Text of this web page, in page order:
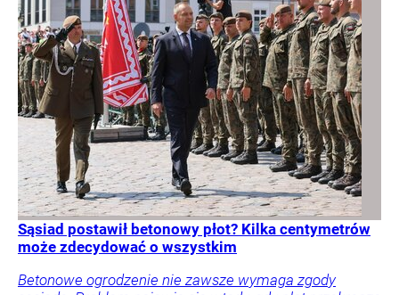
Sąsiad postawił betonowy płot? Kilka centymetrów
może zdecydować o wszystkim
Betonowe ogrodzenie nie zawsze wymaga zgody